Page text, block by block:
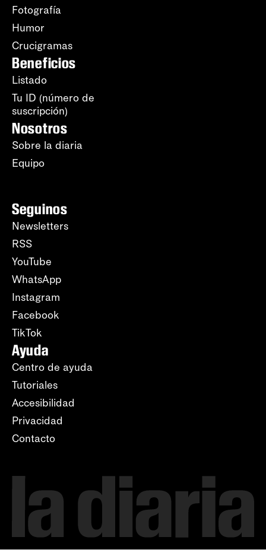
Fotografía
Humor
Crucigramas
Beneficios
Listado
Tu ID (número de
suscripción)
Nosotros
Sobre la diaria
Equipo
Seguinos
Newsletters
RSS
YouTube
WhatsApp
Instagram
Facebook
TikTok
Ayuda
Centro de ayuda
Tutoriales
Accesibilidad
Privacidad
Contacto